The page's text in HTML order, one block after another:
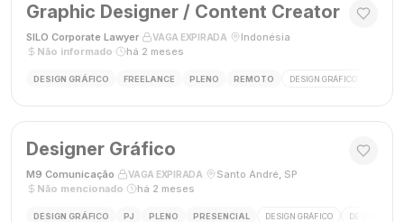
Graphic Designer / Content Creator
SILO Corporate Lawyer VAGA EXPIRADA Indonésia
Não informado
há 2 meses
DESIGN GRÁFICO FREELANCE PLENO REMOTO DESIGN GRÁFICO
Designer Gráfico
M9 Comunicação VAGA EXPIRADA Santo André, SP
Não mencionado
há 2 meses
DESIGN GRÁFICO PJ PLENO PRESENCIAL DESIGN GRÁFICO DESIGNER